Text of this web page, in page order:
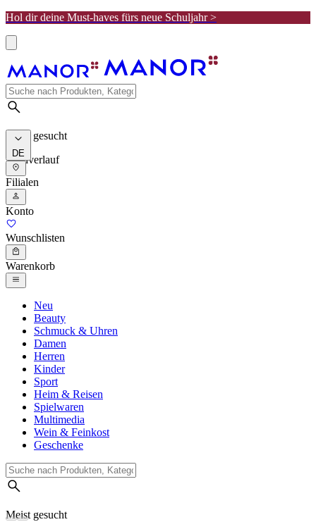
Hol dir deine Must-haves fürs neue Schuljahr >
Meist gesucht
Suchverlauf
DE
Filialen
Konto
Wunschlisten
Warenkorb
Neu
Beauty
Schmuck & Uhren
Damen
Herren
Kinder
Sport
Heim & Reisen
Spielwaren
Multimedia
Wein & Feinkost
Geschenke
Meist gesucht